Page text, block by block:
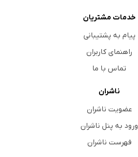
خدمات مشتریان
پیام به پشتیبانی
راهنمای کاربران
تماس با ما
ناشران
عضویت ناشران
ورود به پنل ناشران
فهرست ناشران